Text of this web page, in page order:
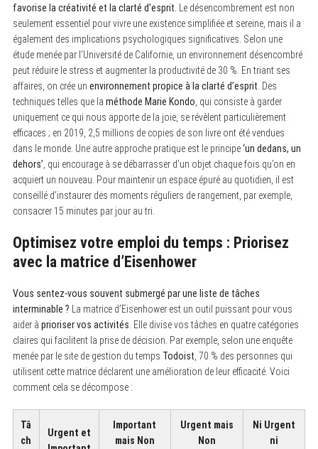
favorise la créativité et la clarté d’esprit.
Le désencombrement est non
seulement essentiel pour vivre une existence simplifiée et sereine, mais il a
également des implications psychologiques significatives. Selon une
étude menée par l’Université de Californie, un environnement désencombré
peut réduire le stress et augmenter la productivité de 30 %. En triant ses
affaires, on crée un environnement propice à la clarté d’esprit . Des
techniques telles que la méthode Marie Kondo , qui consiste à garder
uniquement ce qui nous apporte de la joie, se révèlent particulièrement
efficaces ; en 2019, 2,5 millions de copies de son livre ont été vendues
dans le monde. Une autre approche pratique est le principe‘un dedans, un
dehors’ , qui encourage à se débarrasser d’un objet chaque fois qu’on en
acquiert un nouveau. Pour maintenir un espace épuré au quotidien, il est
conseillé d’instaurer des moments réguliers de rangement, par exemple,
consacrer 15 minutes par jour au tri.
Optimisez votre emploi du temps : Priorisez
avec la matrice d’Eisenhower
Vous sentez-vous souvent submergé par une liste de tâches
interminable ? La matrice d’Eisenhower est un outil puissant pour vous
aider à prioriser vos activités . Elle divise vos tâches en quatre catégories
claires qui facilitent la prise de décision. Par exemple, selon une enquête
menée par le site de gestion du temps Todoist , 70 % des personnes qui
utilisent cette matrice déclarent une amélioration de leur efficacité. Voici
comment cela se décompose :
Tâ
ch
Urgent et
Important
mais Non
Urgent mais
Non
Ni Urgent
ni